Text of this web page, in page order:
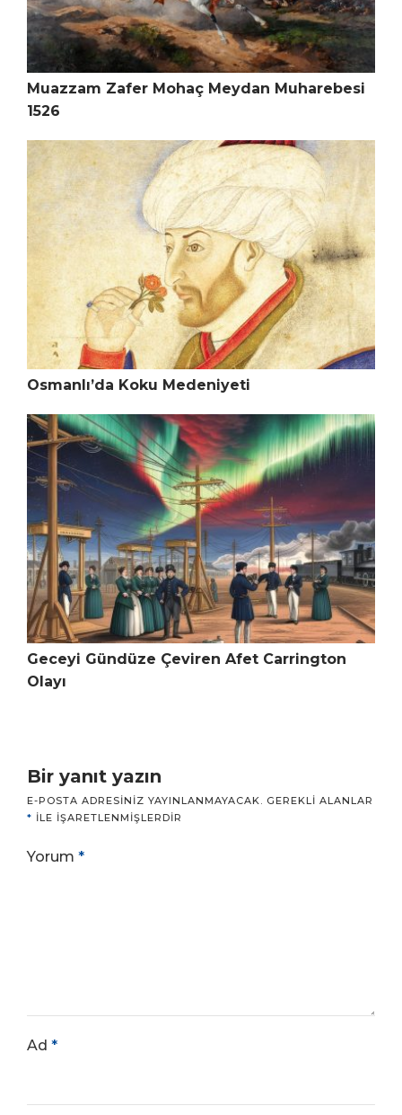
Muazzam Zafer Mohaç Meydan Muharebesi
1526
Osmanlı’da Koku Medeniyeti
Geceyi Gündüze Çeviren Afet Carrington
Olayı
Bir yanıt yazın
E-POSTA ADRESINIZ YAYINLANMAYACAK. GEREKLI ALANLAR
* ILE IŞARETLENMIŞLERDIR
Yorum *
Ad *